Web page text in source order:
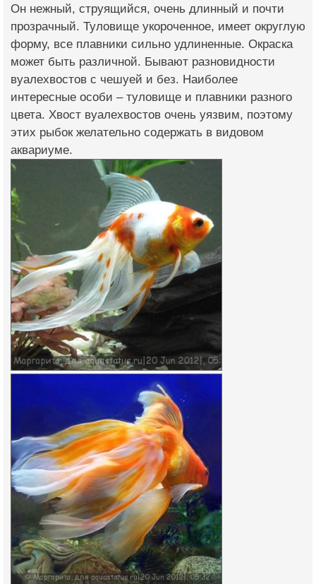
Он нежный, струящийся, очень длинный и почти
прозрачный. Туловище укороченное, имеет округлую
форму, все плавники сильно удлиненные. Окраска
может быть различной. Бывают разновидности
вуалехвостов с чешуей и без. Наиболее
интересные особи – туловище и плавники разного
цвета. Хвост вуалехвостов очень уязвим, поэтому
этих рыбок желательно содержать в видовом
аквариуме.